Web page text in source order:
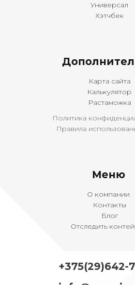
Универсал
Хэтчбек
Карта сайта
Калькулятор
Растаможка
Политика
Правила
Меню
О компании
Контакты
Блог
Отследить
+375(29)642-